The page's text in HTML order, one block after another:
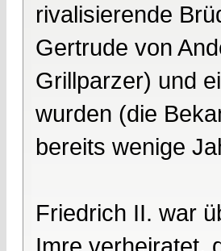
rivalisierende
Gertrude von
Grillparzer) und
wurden (die
bereits wenige
Friedrich II. war